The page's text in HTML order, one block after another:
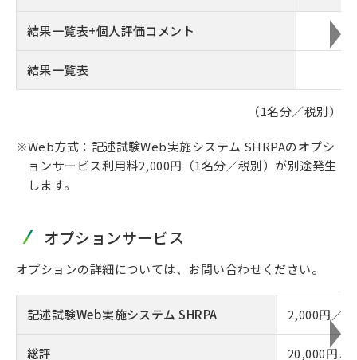
結果一覧表+個人評価コメント
結果一覧表
（1名分／税別）
Web方式：記述試験Web実施システム SHRPAのオプシ
ョンサービス利用料2,000円（1名分／税別）が別途発生
します。
オプションサービス
オプションの詳細については、お問い合わせください。
記述試験Web実施システム SHRPA 2,000円／1
総評 20,000円／